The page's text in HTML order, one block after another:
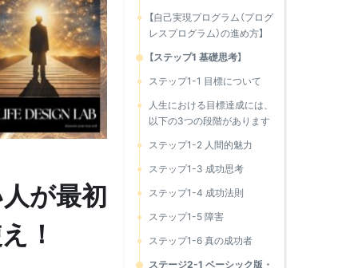
が最初
！
【自己実現プログラム（プログ
レスプログラム）の進め方】
【ステップ1 基礎思考】
ステップ1-1 目標について
人生における目標達成には、
以下の3つの段階があります
ステップ1-2 人間的魅力
ステップ1-3 成功思考
ステップ1-4 成功法則
ステップ1-5 障害
ステップ1-6 真の成功者
ステージ2-1 ベーシック版・